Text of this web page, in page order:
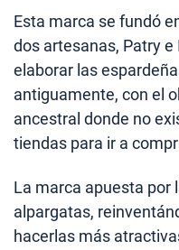
Esta marca se fundó
dos artesanas, Patry
elaborar las
antiguamente, con el
ancestral donde no
tiendas para ir a
La marca apuesta por
alpargatas,
hacerlas más